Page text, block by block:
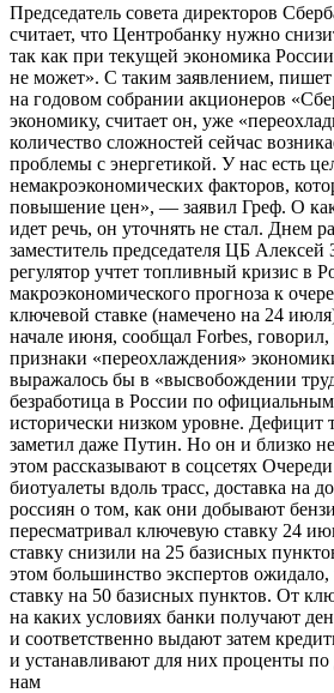
Председатель совета директоров
считает, что Центробанку нужно
так как при текущей экономика
не может». С таким заявлением,
на годовом собрании акционеров
экономику, считает он, уже
количество сложностей сейчас
проблемы с энергетикой. У нас есть
немакроэкономических факторов,
повышение цен», — заявил Греф. О
идет речь, он уточнять не стал. Днем
заместитель председателя ЦБ Алексей
регулятор учтет топливный кризис в
макроэкономического прогноза к
ключевой ставке (намечено на 24
начале июня, сообщал Forbes,
признаки «переохлаждения»
выражалось бы в «высвобождении
безработица в России по
исторически низком уровне. Дефицит
заметил даже Путин. Но он и близко не
этом рассказывают в соцсетях
биотуалеты вдоль трасс, доставка на
россиян о том, как они добывают
пересматривал ключевую ставку 24
ставку снизили на 25 базисных
этом большинство экспертов ожидало,
ставку на 50 базисных пунктов. От
на каких условиях банки получают
и соответственно выдают затем
и устанавливают для них проценты
нам